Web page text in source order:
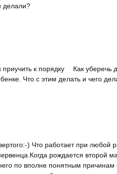
делали?
к порядку
Как уберечь
Что с этим делать и чего
) Что работает при любой
рождается второй
по вполне понятным причинам